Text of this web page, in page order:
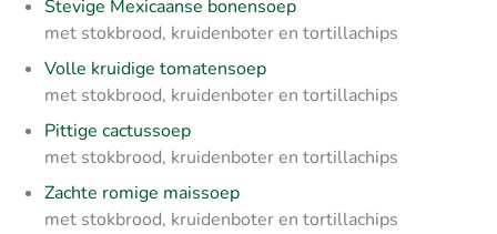
Stevige Mexicaanse bonensoep
met stokbrood, kruidenboter en tortillachips
Volle kruidige tomatensoep
met stokbrood, kruidenboter en tortillachips
Pittige cactussoep
met stokbrood, kruidenboter en tortillachips
Zachte romige maissoep
met stokbrood, kruidenboter en tortillachips